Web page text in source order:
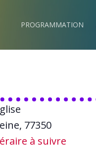
PROGRAMMATION
, 77350
à suivre